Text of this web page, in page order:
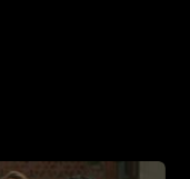
źle się czuje...